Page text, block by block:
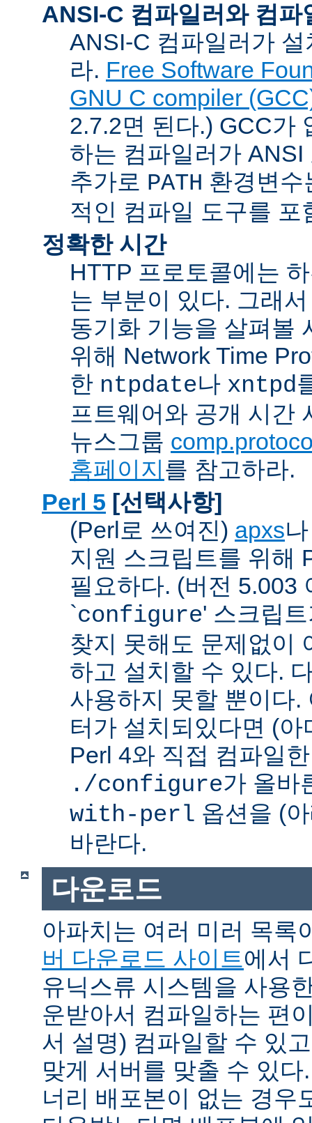
ANSI-C 컴파일러와 컴파
ANSI-C 컴파일러가
라. Free Software
GNU C compiler
2.7.2면 된다.) GCC가
하는 컴파일러가
추가로 PATH 환경변
적인 컴파일 도구를 포
정확한 시간
HTTP 프로토콜에는
는 부분이 있다. 그래
동기화 기능을 살펴볼
위해 Network Time
한 ntpdate나 xntpd
프트웨어와 공개 시간
뉴스그룹
홈페이지를 참고하라.
Perl 5 [선택사항]
(Perl로 쓰여진) apxs
지원 스크립트를 위해
필요하다. (버전 5.003
`configure' 스크립
찾지 못해도 문제없이
하고 설치할 수 있다.
사용하지 못할 뿐이다.
터가 설치되있다면 (
Perl 4와 직접 컴파일
./configure가 올바
with-perl 옵션을 (
바란다.
다운로드
아파치는 여러 미러 목록
버 다운로드 사이트에서
유닉스류 시스템을 사용
운받아서 컴파일하는 편
서 설명) 컴파일할 수 있
맞게 서버를 맞출 수 있
너리 배포본이 없는 경우